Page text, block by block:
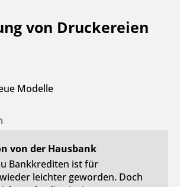
von Druckereien
Modelle
von der Hausbank
Bankkrediten ist für
leichter geworden. Doch